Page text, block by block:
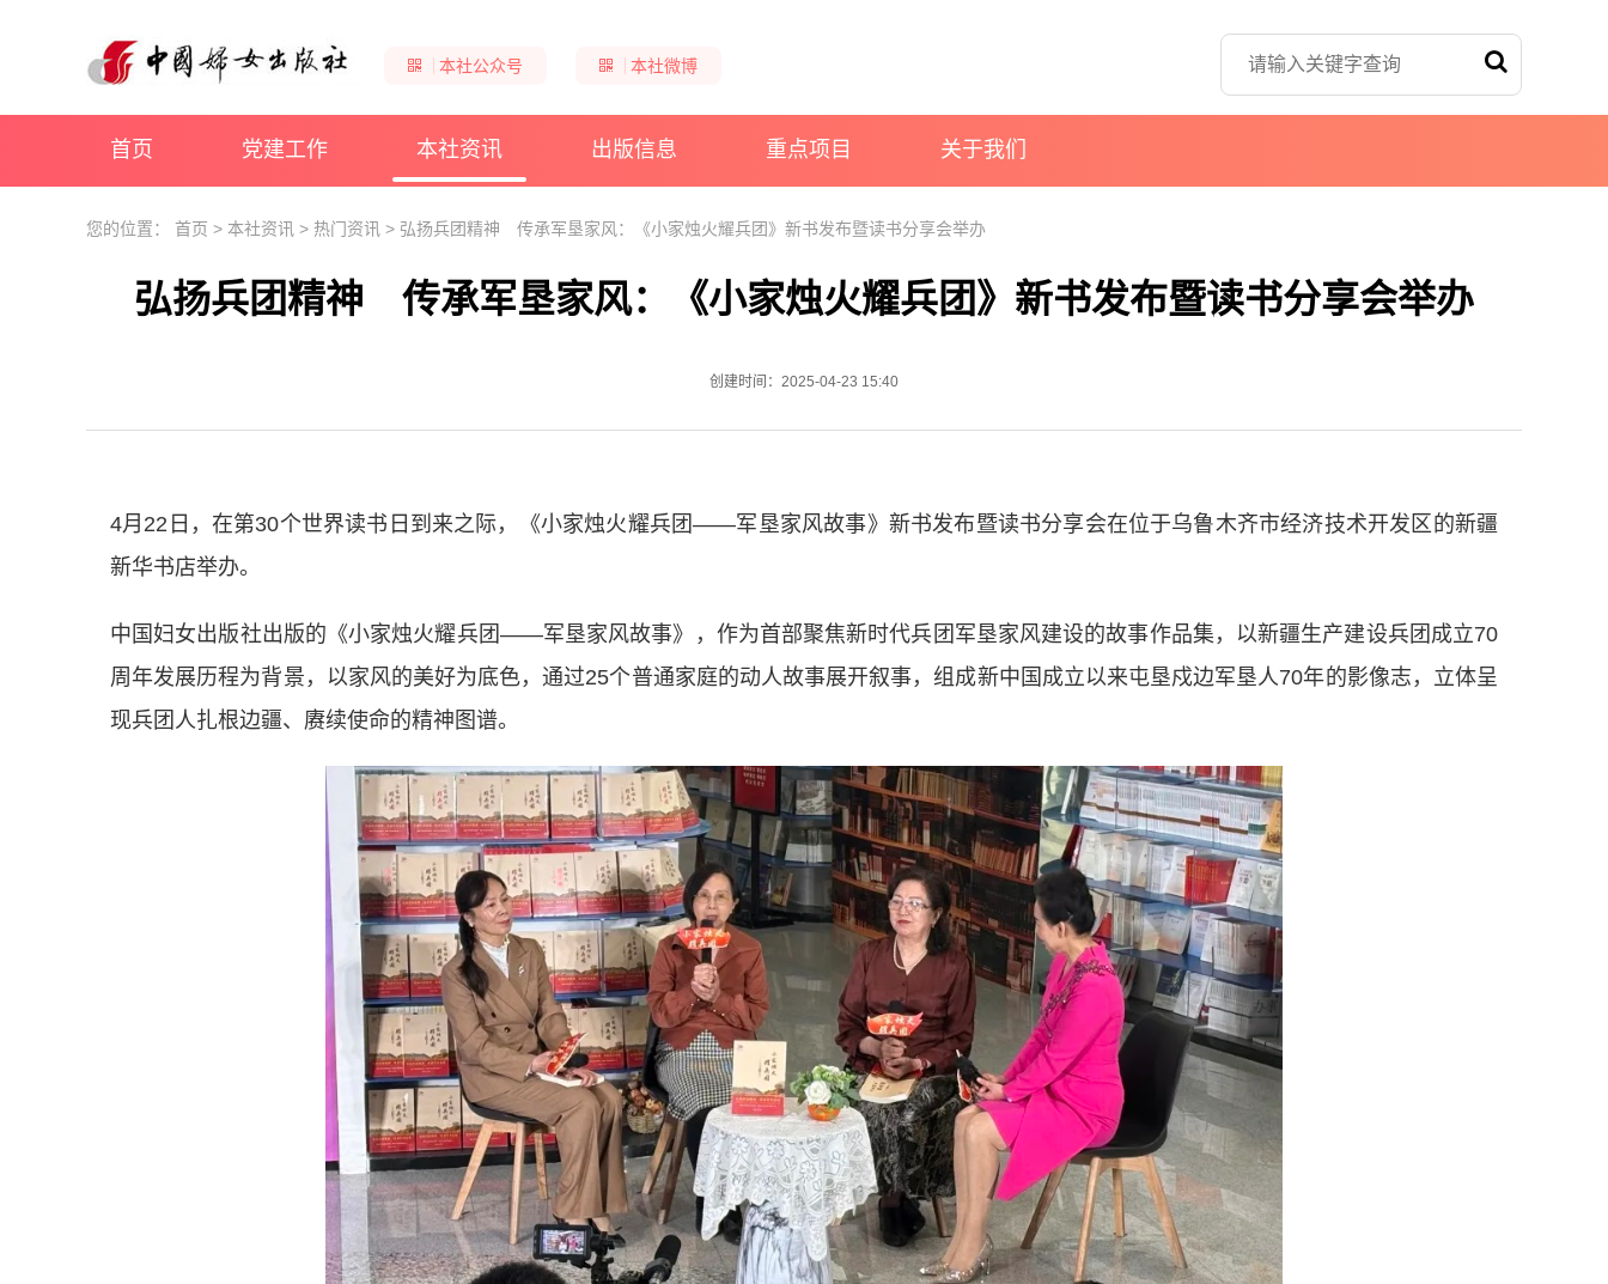
本社公众号 本社微博
首页 党建工作 本社资讯 出版信息 重点项目 关于我们
您的位置： 首页 > 本社资讯 > 热门资讯 > 弘扬兵团精神 传承军垦家风：《小家烛火耀兵团》新书发布暨读书分享会举办
弘扬兵团精神 传承军垦家风：《小家烛火耀兵团》新书发布暨读书分享会举办
创建时间：2025-04-23 15:40
4月22日，在第30个世界读书日到来之际，《小家烛火耀兵团——军垦家风故事》新书发布暨读书分享会在位于乌鲁木齐市经济技术开发区的新疆
新华书店举办。
中国妇女出版社出版的《小家烛火耀兵团——军垦家风故事》，作为首部聚焦新时代兵团军垦家风建设的故事作品集，以新疆生产建设兵团成立70
周年发展历程为背景，以家风的美好为底色，通过25个普通家庭的动人故事展开叙事，组成新中国成立以来屯垦戍边军垦人70年的影像志，立体呈
现兵团人扎根边疆、赓续使命的精神图谱。